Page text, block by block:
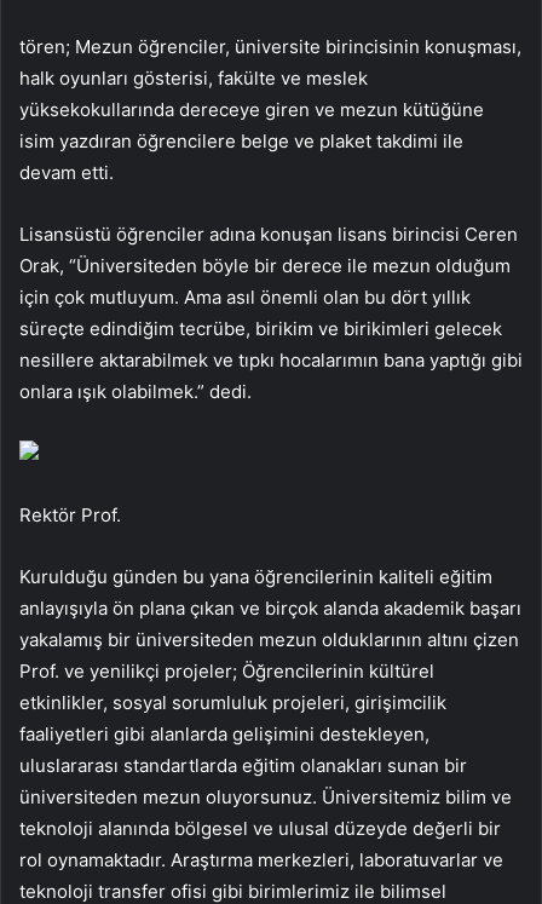
tören; Mezun öğrenciler, üniversite birincisinin konuşması,
halk oyunları gösterisi, fakülte ve meslek
yüksekokullarında dereceye giren ve mezun kütüğüne
isim yazdıran öğrencilere belge ve plaket takdimi ile
devam etti.
Lisansüstü öğrenciler adına konuşan lisans birincisi Ceren
Orak, “Üniversiteden böyle bir derece ile mezun olduğum
için çok mutluyum. Ama asıl önemli olan bu dört yıllık
süreçte edindiğim tecrübe, birikim ve birikimleri gelecek
nesillere aktarabilmek ve tıpkı hocalarımın bana yaptığı gibi
onlara ışık olabilmek.” dedi.
Rektör Prof.
Kurulduğu günden bu yana öğrencilerinin kaliteli eğitim
anlayışıyla ön plana çıkan ve birçok alanda akademik başarı
yakalamış bir üniversiteden mezun olduklarının altını çizen
Prof. ve yenilikçi projeler; Öğrencilerinin kültürel
etkinlikler, sosyal sorumluluk projeleri, girişimcilik
faaliyetleri gibi alanlarda gelişimini destekleyen,
uluslararası standartlarda eğitim olanakları sunan bir
üniversiteden mezun oluyorsunuz. Üniversitemiz bilim ve
teknoloji alanında bölgesel ve ulusal düzeyde değerli bir
rol oynamaktadır. Araştırma merkezleri, laboratuvarlar ve
teknoloji transfer ofisi gibi birimlerimiz ile bilimsel